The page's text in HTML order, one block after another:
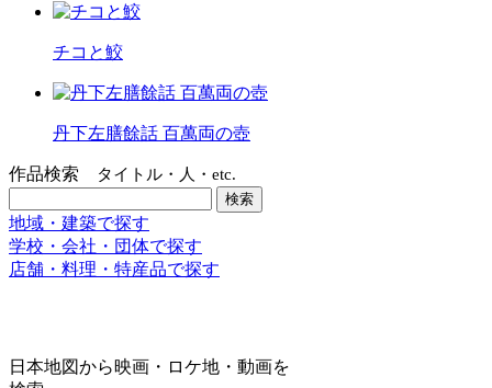
チコと鮫
丹下左膳餘話 百萬両の壺
作品検索 タイトル・人・etc.
地域・建築で探す
学校・会社・団体で探す
店舗・料理・特産品で探す
日本地図から映画・ロケ地・動画を